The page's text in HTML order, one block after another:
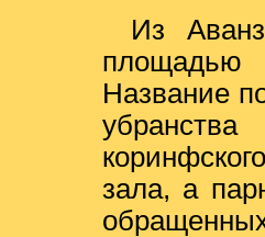
Из
площадью
Название
зала, а